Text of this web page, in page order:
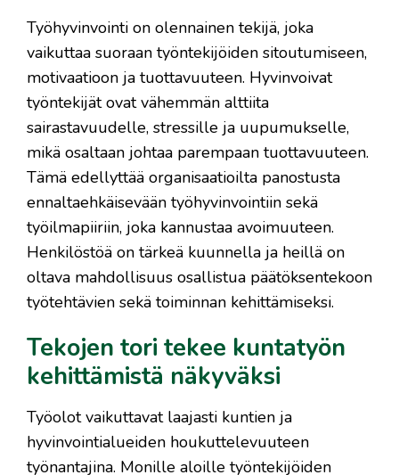
Työhyvinvointi on olennainen tekijä, joka
vaikuttaa suoraan työntekijöiden sitoutumiseen,
motivaatioon ja tuottavuuteen. Hyvinvoivat
työntekijät ovat vähemmän alttiita
sairastavuudelle, stressille ja uupumukselle,
mikä osaltaan johtaa parempaan tuottavuuteen.
Tämä edellyttää organisaatioilta panostusta
ennaltaehkäisevään työhyvinvointiin sekä
työilmapiiriin, joka kannustaa avoimuuteen.
Henkilöstöä on tärkeä kuunnella ja heillä on
oltava mahdollisuus osallistua päätöksentekoon
työtehtävien sekä toiminnan kehittämiseksi.
Tekojen tori tekee kuntatyön
kehittämistä näkyväksi
Työolot vaikuttavat laajasti kuntien ja
hyvinvointialueiden houkuttelevuuteen
työnantajina. Monille aloille työntekijöiden